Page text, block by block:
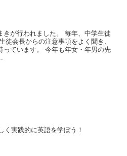
きが行われました。 毎年、中学生徒
徒会長からの注意事項をよく聞き、
っています。 今年も年女・年男の先
く実践的に英語を学ぼう！